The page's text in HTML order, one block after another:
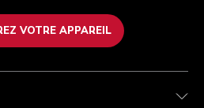
VOTRE APPAREIL